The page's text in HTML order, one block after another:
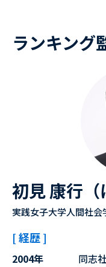
ランキング
初見 康行（
実践女子大学人間社会
[ 経歴 ]
2004年
同志